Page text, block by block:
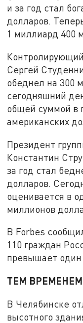
и за год стал
долларов.
1 миллиард 400
Сергей
обеднел на 300
сегодняшний
общей суммой в
американских
Президент
Константин
за год стал
долларов.
оценивается в
миллионов
В Forbes
110 граждан
превышает
ТЕМ ВРЕМЕНЕМ
В Челябинске
высотного